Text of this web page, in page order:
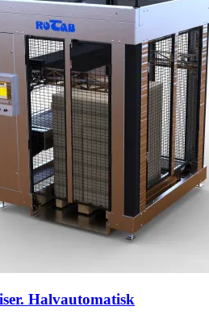
Halvautomatisk